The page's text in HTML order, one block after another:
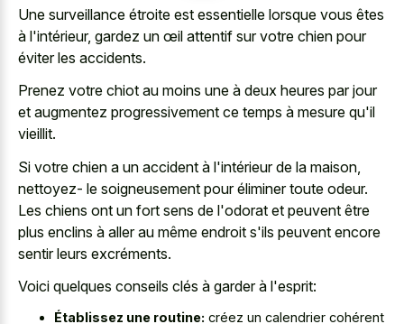
Une surveillance étroite est essentielle lorsque vous êtes
à l'intérieur, gardez un œil attentif sur votre chien pour
éviter les accidents.
Prenez votre chiot au moins une à deux heures par jour
et augmentez progressivement ce temps à mesure qu'il
vieillit.
Si votre chien a un accident à l'intérieur de la maison,
nettoyez- le soigneusement pour éliminer toute odeur.
Les chiens ont un fort sens de l'odorat et peuvent être
plus enclins à aller au même endroit s'ils peuvent encore
sentir leurs excréments.
Voici quelques conseils clés à garder à l'esprit:
Établissez une routine: créez un calendrier cohérent